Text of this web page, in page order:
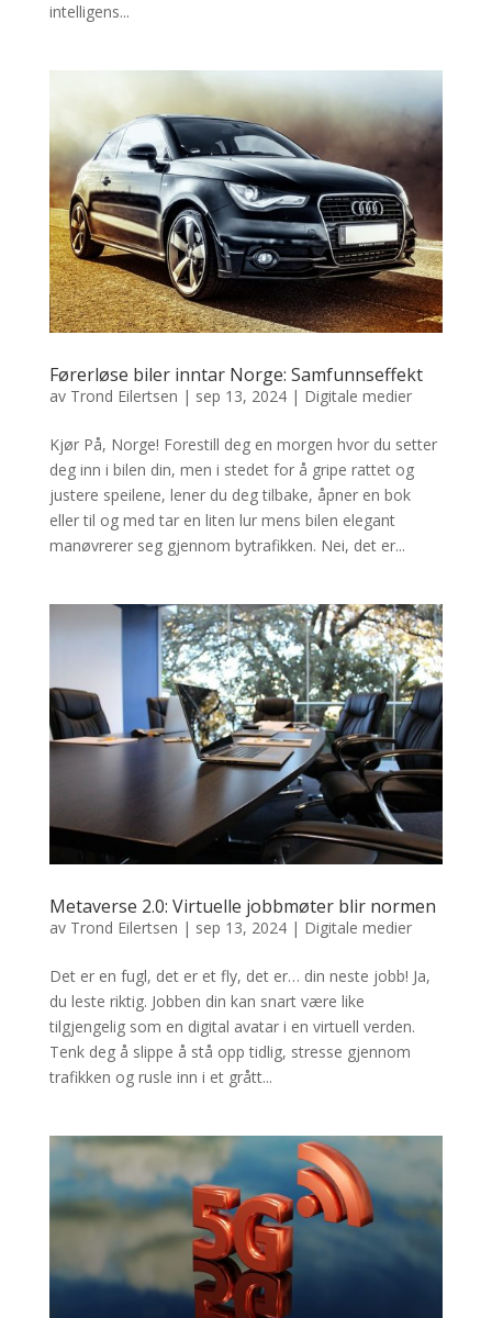
intelligens...
Førerløse biler inntar Norge: Samfunnseffekt
av Trond Eilertsen | sep 13, 2024| Digitale medier
Kjør På, Norge! Forestill deg en morgen hvor du setter
deg inn i bilen din, men i stedet for å gripe rattet og
justere speilene, lener du deg tilbake, åpner en bok
eller til og med tar en liten lur mens bilen elegant
manøvrerer seg gjennom bytrafikken. Nei, det er...
Metaverse 2.0: Virtuelle jobbmøter blir normen
av Trond Eilertsen | sep 13, 2024| Digitale medier
Det er en fugl, det er et fly, det er… din neste jobb! Ja,
du leste riktig. Jobben din kan snart være like
tilgjengelig som en digital avatar i en virtuell verden.
Tenk deg å slippe å stå opp tidlig, stresse gjennom
trafikken og rusle inn i et grått...